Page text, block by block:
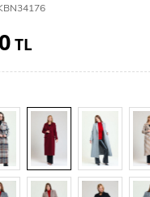
TL